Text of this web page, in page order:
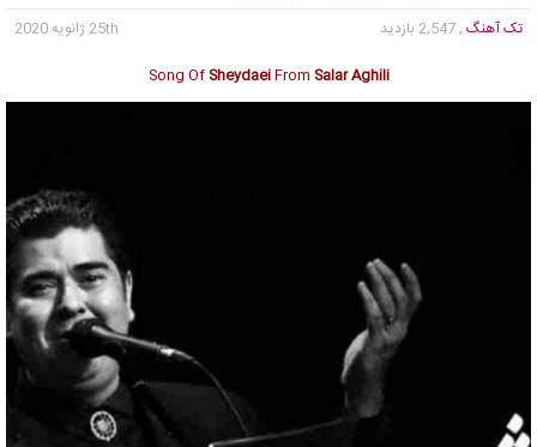
تک آهنگ , 2,547 بازدید
25th ژانویه 2020
Song Of SheydaeiFrom Salar Aghili